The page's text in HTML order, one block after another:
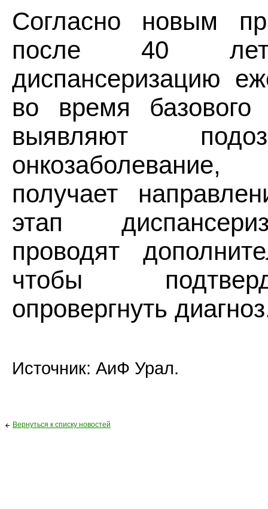
Согласно новым
после 40 лет
диспансеризацию
во время базового
выявляют
получает
этап
проводят
чтобы
опровергнуть
Источник: АиФ Урал.
Вернуться к списку новостей